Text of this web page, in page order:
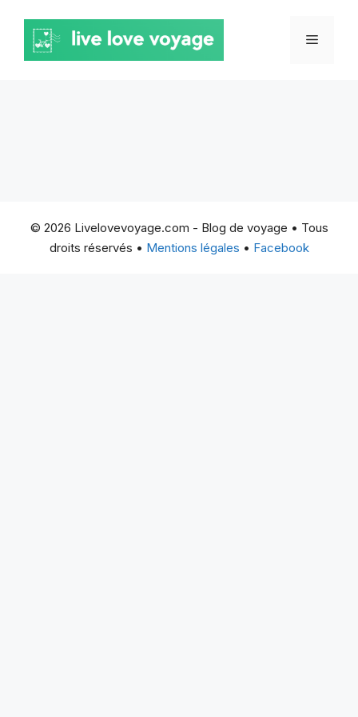
contenu
MENU
© 2026 Livelovevoyage.com - Blog de voyage • Tous
droits réservés • Mentions légales • Facebook